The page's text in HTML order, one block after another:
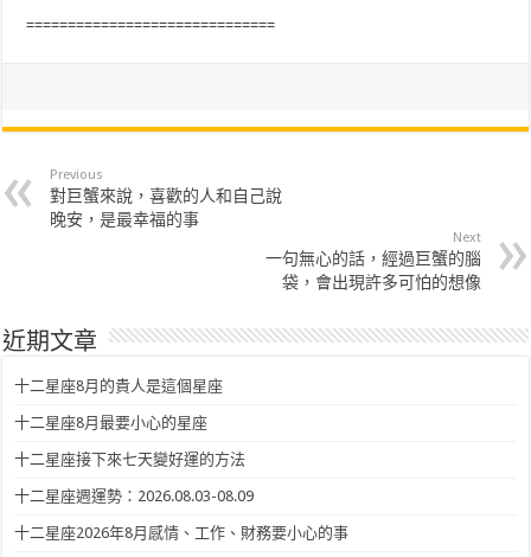
==============================
Previous
對巨蟹來說，喜歡的人和自己說
晚安，是最幸福的事
Next
一句無心的話，經過巨蟹的腦
袋，會出現許多可怕的想像
近期文章
十二星座8月的貴人是這個星座
十二星座8月最要小心的星座
十二星座接下來七天變好運的方法
十二星座週運勢：2026.08.03-08.09
十二星座2026年8月感情、工作、財務要小心的事